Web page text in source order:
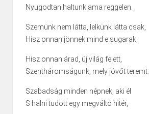
Nyugodtan haltunk ama reggelen.
Szemünk nem látta, lelkünk látta csak,
Hisz onnan jönnek mind e sugarak;
Hisz onnan árad, új világ felett,
Szentháromságunk, mely jövőt teremt:
Szabadság minden népnek, aki él
S halni tudott egy megváltó hitér,